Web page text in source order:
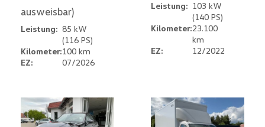
ausweisbar)
Leistung: 85 kW
(116 PS)
Kilometer:100 km
EZ:
07/2026
Leistung: 103 kW
(140 PS)
Kilometer:23.100
km
EZ:
12/2022